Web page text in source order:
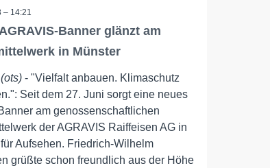
– 14:21
Banner glänzt am
in Münster
- "Vielfalt anbauen. Klimaschutz
Seit dem 27. Juni sorgt eine neues
am genossenschaftlichen
der AGRAVIS Raiffeisen AG in
Aufsehen. Friedrich-Wilhelm
grüßte schon freundlich aus der Höhe